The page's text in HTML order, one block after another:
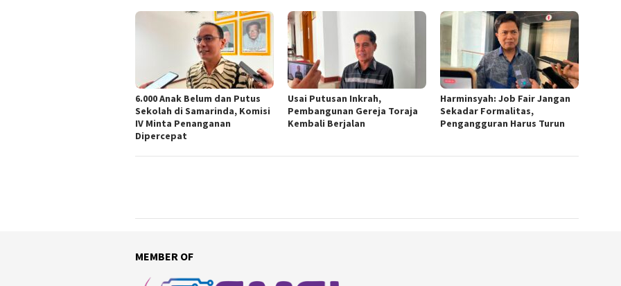
6.000 Anak Belum dan Putus
Sekolah di Samarinda, Komisi
IV Minta Penanganan
Dipercepat
Usai Putusan Inkrah,
Pembangunan Gereja Toraja
Kembali Berjalan
Harminsyah: Job Fair Jangan
Sekadar Formalitas,
Pengangguran Harus Turun
MEMBER OF